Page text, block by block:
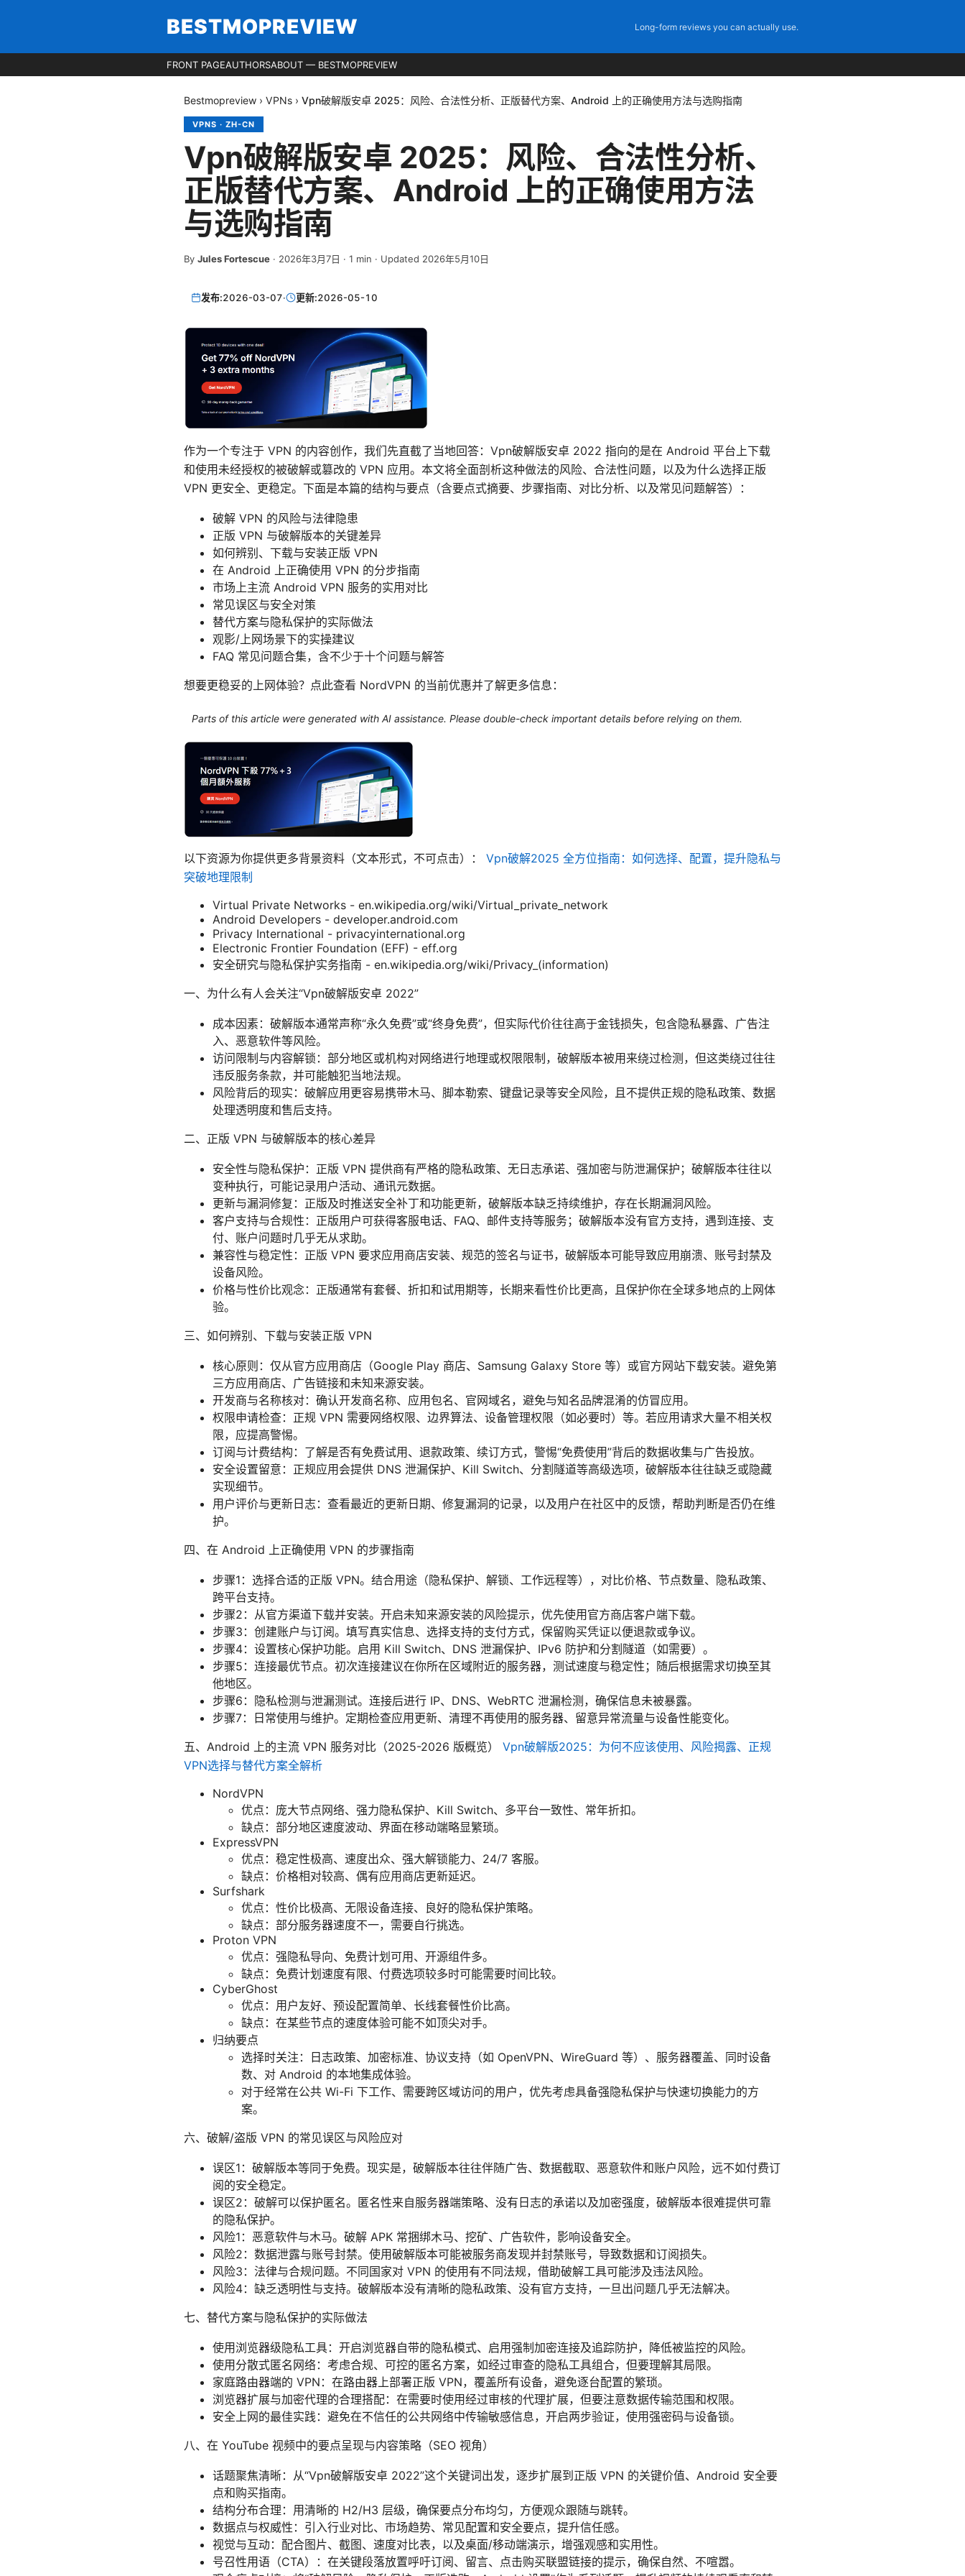
BESTMOPREVIEW Long-form reviews you can actually use.
FRONT PAGEAUTHORSABOUT — BESTMOPREVIEW
Bestmopreview › VPNs › Vpn破解版安卓 2025：风险、合法性分析、正版替代方案、Android 上的正确使用方法与选购指南
VPNS · ZH-CN
Vpn破解版安卓 2025：风险、合法性分析、
正版替代方案、Android 上的正确使用方法
与选购指南
By Jules Fortescue · 2026年3月7日 · 1 min · Updated 2026年5月10日
发布:2026-03-07· 更新:2026-05-10
作为一个专注于 VPN 的内容创作，我们先直截了当地回答：Vpn破解版安卓 2022 指向的是在 Android 平台上下载
和使用未经授权的被破解或篡改的 VPN 应用。本文将全面剖析这种做法的风险、合法性问题，以及为什么选择正版
VPN 更安全、更稳定。下面是本篇的结构与要点（含要点式摘要、步骤指南、对比分析、以及常见问题解答）：
破解 VPN 的风险与法律隐患
正版 VPN 与破解版本的关键差异
如何辨别、下载与安装正版 VPN
在 Android 上正确使用 VPN 的分步指南
市场上主流 Android VPN 服务的实用对比
常见误区与安全对策
替代方案与隐私保护的实际做法
观影/上网场景下的实操建议
FAQ 常见问题合集，含不少于十个问题与解答
想要更稳妥的上网体验？点此查看 NordVPN 的当前优惠并了解更多信息：
Parts of this article were generated with AI assistance. Please double-check important details before relying on them.
以下资源为你提供更多背景资料（文本形式，不可点击）： Vpn破解2025 全方位指南：如何选择、配置，提升隐私与
突破地理限制
Virtual Private Networks - en.wikipedia.org/wiki/Virtual_private_network
Android Developers - developer.android.com
Privacy International - privacyinternational.org
Electronic Frontier Foundation (EFF) - eff.org
安全研究与隐私保护实务指南 - en.wikipedia.org/wiki/Privacy_(information)
一、为什么有人会关注“Vpn破解版安卓 2022”
成本因素：破解版本通常声称“永久免费”或“终身免费”，但实际代价往往高于金钱损失，包含隐私暴露、广告注
入、恶意软件等风险。
访问限制与内容解锁：部分地区或机构对网络进行地理或权限限制，破解版本被用来绕过检测，但这类绕过往往
违反服务条款，并可能触犯当地法规。
风险背后的现实：破解应用更容易携带木马、脚本勒索、键盘记录等安全风险，且不提供正规的隐私政策、数据
处理透明度和售后支持。
二、正版 VPN 与破解版本的核心差异
安全性与隐私保护：正版 VPN 提供商有严格的隐私政策、无日志承诺、强加密与防泄漏保护；破解版本往往以
变种执行，可能记录用户活动、通讯元数据。
更新与漏洞修复：正版及时推送安全补丁和功能更新，破解版本缺乏持续维护，存在长期漏洞风险。
客户支持与合规性：正版用户可获得客服电话、FAQ、邮件支持等服务；破解版本没有官方支持，遇到连接、支
付、账户问题时几乎无从求助。
兼容性与稳定性：正版 VPN 要求应用商店安装、规范的签名与证书，破解版本可能导致应用崩溃、账号封禁及
设备风险。
价格与性价比观念：正版通常有套餐、折扣和试用期等，长期来看性价比更高，且保护你在全球多地点的上网体
验。
三、如何辨别、下载与安装正版 VPN
核心原则：仅从官方应用商店（Google Play 商店、Samsung Galaxy Store 等）或官方网站下载安装。避免第
三方应用商店、广告链接和未知来源安装。
开发商与名称核对：确认开发商名称、应用包名、官网域名，避免与知名品牌混淆的仿冒应用。
权限申请检查：正规 VPN 需要网络权限、边界算法、设备管理权限（如必要时）等。若应用请求大量不相关权
限，应提高警惕。
订阅与计费结构：了解是否有免费试用、退款政策、续订方式，警惕“免费使用”背后的数据收集与广告投放。
安全设置留意：正规应用会提供 DNS 泄漏保护、Kill Switch、分割隧道等高级选项，破解版本往往缺乏或隐藏
实现细节。
用户评价与更新日志：查看最近的更新日期、修复漏洞的记录，以及用户在社区中的反馈，帮助判断是否仍在维
护。
四、在 Android 上正确使用 VPN 的步骤指南
步骤1：选择合适的正版 VPN。结合用途（隐私保护、解锁、工作远程等），对比价格、节点数量、隐私政策、
跨平台支持。
步骤2：从官方渠道下载并安装。开启未知来源安装的风险提示，优先使用官方商店客户端下载。
步骤3：创建账户与订阅。填写真实信息、选择支持的支付方式，保留购买凭证以便退款或争议。
步骤4：设置核心保护功能。启用 Kill Switch、DNS 泄漏保护、IPv6 防护和分割隧道（如需要）。
步骤5：连接最优节点。初次连接建议在你所在区域附近的服务器，测试速度与稳定性；随后根据需求切换至其
他地区。
步骤6：隐私检测与泄漏测试。连接后进行 IP、DNS、WebRTC 泄漏检测，确保信息未被暴露。
步骤7：日常使用与维护。定期检查应用更新、清理不再使用的服务器、留意异常流量与设备性能变化。
五、Android 上的主流 VPN 服务对比（2025-2026 版概览） Vpn破解版2025：为何不应该使用、风险揭露、正规
VPN选择与替代方案全解析
NordVPN
优点：庞大节点网络、强力隐私保护、Kill Switch、多平台一致性、常年折扣。
缺点：部分地区速度波动、界面在移动端略显繁琐。
ExpressVPN
优点：稳定性极高、速度出众、强大解锁能力、24/7 客服。
缺点：价格相对较高、偶有应用商店更新延迟。
Surfshark
优点：性价比极高、无限设备连接、良好的隐私保护策略。
缺点：部分服务器速度不一，需要自行挑选。
Proton VPN
优点：强隐私导向、免费计划可用、开源组件多。
缺点：免费计划速度有限、付费选项较多时可能需要时间比较。
CyberGhost
优点：用户友好、预设配置简单、长线套餐性价比高。
缺点：在某些节点的速度体验可能不如顶尖对手。
归纳要点
选择时关注：日志政策、加密标准、协议支持（如 OpenVPN、WireGuard 等）、服务器覆盖、同时设备
数、对 Android 的本地集成体验。
对于经常在公共 Wi-Fi 下工作、需要跨区域访问的用户，优先考虑具备强隐私保护与快速切换能力的方
案。
六、破解/盗版 VPN 的常见误区与风险应对
误区1：破解版本等同于免费。现实是，破解版本往往伴随广告、数据截取、恶意软件和账户风险，远不如付费订
阅的安全稳定。
误区2：破解可以保护匿名。匿名性来自服务器端策略、没有日志的承诺以及加密强度，破解版本很难提供可靠
的隐私保护。
风险1：恶意软件与木马。破解 APK 常捆绑木马、挖矿、广告软件，影响设备安全。
风险2：数据泄露与账号封禁。使用破解版本可能被服务商发现并封禁账号，导致数据和订阅损失。
风险3：法律与合规问题。不同国家对 VPN 的使用有不同法规，借助破解工具可能涉及违法风险。
风险4：缺乏透明性与支持。破解版本没有清晰的隐私政策、没有官方支持，一旦出问题几乎无法解决。
七、替代方案与隐私保护的实际做法
使用浏览器级隐私工具：开启浏览器自带的隐私模式、启用强制加密连接及追踪防护，降低被监控的风险。
使用分散式匿名网络：考虑合规、可控的匿名方案，如经过审查的隐私工具组合，但要理解其局限。
家庭路由器端的 VPN：在路由器上部署正版 VPN，覆盖所有设备，避免逐台配置的繁琐。
浏览器扩展与加密代理的合理搭配：在需要时使用经过审核的代理扩展，但要注意数据传输范围和权限。
安全上网的最佳实践：避免在不信任的公共网络中传输敏感信息，开启两步验证，使用强密码与设备锁。
八、在 YouTube 视频中的要点呈现与内容策略（SEO 视角）
话题聚焦清晰：从“Vpn破解版安卓 2022”这个关键词出发，逐步扩展到正版 VPN 的关键价值、Android 安全要
点和购买指南。
结构分布合理：用清晰的 H2/H3 层级，确保要点分布均匀，方便观众跟随与跳转。
数据点与权威性：引入行业对比、市场趋势、常见配置和安全要点，提升信任感。
视觉与互动：配合图片、截图、速度对比表，以及桌面/移动端演示，增强观感和实用性。
号召性用语（CTA）：在关键段落放置呼吁订阅、留言、点击购买联盟链接的提示，确保自然、不喧嚣。